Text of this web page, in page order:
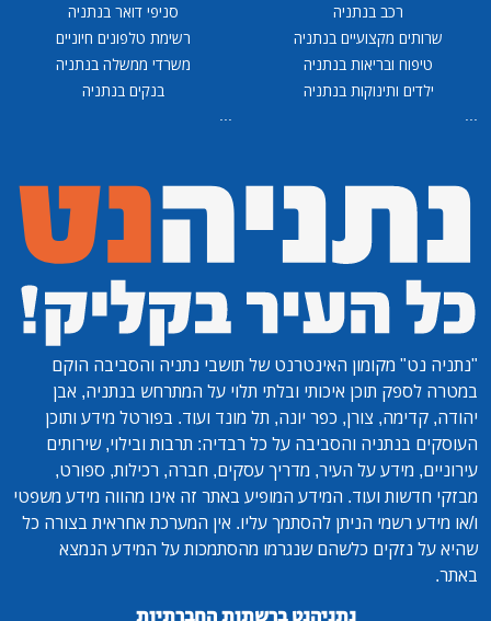
רכב בנתניה
שרותים מקצועיים בנתניה
טיפוח ובריאות בנתניה
ילדים ותינוקות בנתניה
...
סניפי דואר בנתניה
רשימת טלפונים חיוניים
משרדי ממשלה בנתניה
בנקים בנתניה
...
"נתניה נט" מקומון האינטרנט של תושבי נתניה והסביבה הוקם
במטרה לספק תוכן איכותי ובלתי תלוי על המתרחש בנתניה, אבן
יהודה, קדימה, צורן, כפר יונה, תל מונד ועוד. בפורטל מידע ותוכן
העוסקים בנתניה והסביבה על כל רבדיה: תרבות ובילוי, שירותים
עירוניים, מידע על העיר, מדריך עסקים, חברה, רכילות, ספורט,
מבזקי חדשות ועוד. המידע המופיע באתר זה אינו מהווה מידע משפטי
ו/או מידע רשמי הניתן להסתמך עליו. אין המערכת אחראית בצורה כל
שהיא על נזקים כלשהם שנגרמו מהסתמכות על המידע הנמצא
באתר.